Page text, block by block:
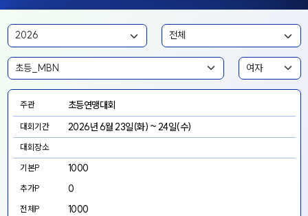
초등연맹대회
주관
2026년 6월 23일(화) ~ 24일(수)
대회기간
대회장소
1000
기본P
0
추가P
1000
전체P